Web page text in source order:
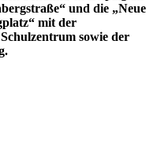
und die „Neue
mit der
sowie der